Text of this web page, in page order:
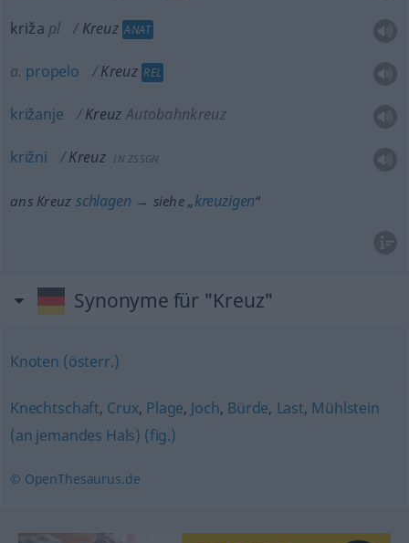
križa pl Kreuz ANAT
a. propelo Kreuz REL
križanje Kreuz Autobahnkreuz
križni Kreuz IN ZSSGN
ans Kreuz schlagen → siehe „kreuzigen“
Synonyme für "Kreuz"
Knoten (österr.)
Knechtschaft, Crux, Plage, Joch, Bürde, Last, Mühlstein
(an jemandes Hals) (fig.)
© OpenThesaurus.de